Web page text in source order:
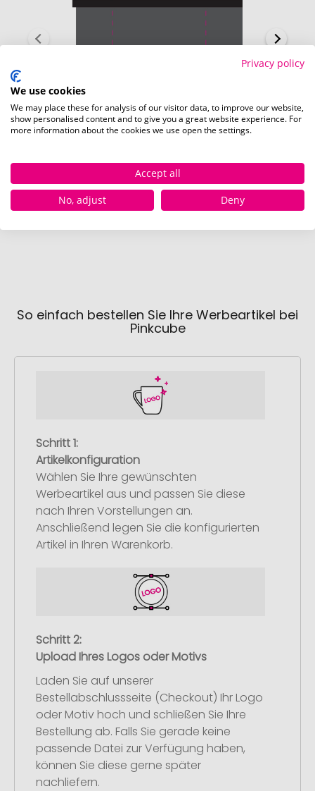
hierdie Standskizze
herunterladen.
So einfach bestellen Sie Ihre Werbeartikel bei
Pinkcube
Schritt 1:
Artikelkonfiguration
Wählen Sie Ihre gewünschten
Werbeartikel aus und passen Sie diese
nach Ihren Vorstellungen an.
Anschließend legen Sie die konfigurierten
Artikel in Ihren Warenkorb.
Schritt 2:
Upload Ihres Logos oder Motivs
Laden Sie auf unserer
Bestellabschlussseite (Checkout) Ihr Logo
oder Motiv hoch und schließen Sie Ihre
Bestellung ab. Falls Sie gerade keine
passende Datei zur Verfügung haben,
können Sie diese gerne später
nachliefern.
Privacy policy
We use cookies
We may place these for analysis of our visitor data, to improve our website,
show personalised content and to give you a great website experience. For
more information about the cookies we use open the settings.
Accept all
No, adjust
Deny